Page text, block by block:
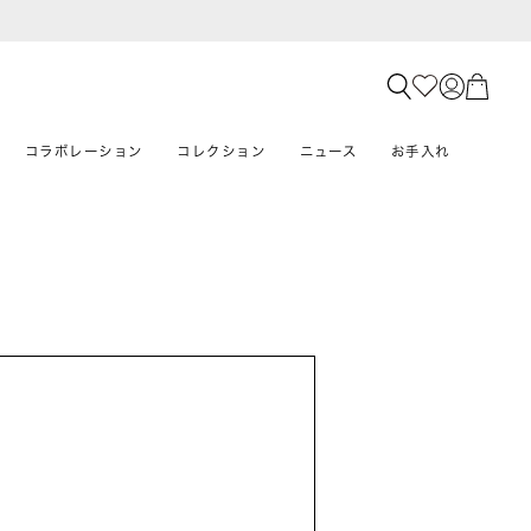
コラボレーション コレクション ニュース お手入れ